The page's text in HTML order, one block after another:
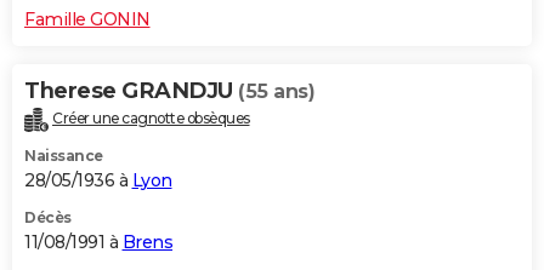
Famille GONIN
Therese GRANDJU (55 ans)
Créer une cagnotte obsèques
Naissance
28/05/1936 à Lyon
Décès
11/08/1991 à Brens